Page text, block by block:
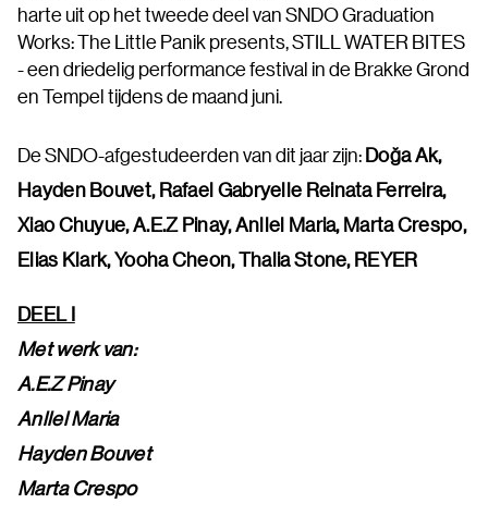
harte uit op het tweede deel van SNDO Graduation
Works: The Little Panik presents, STILL WATER BITES
- een driedelig performance festival in de Brakke Grond
en Tempel tijdens de maand juni.
De SNDO-afgestudeerden van dit jaar zijn:Doğa Ak,
Hayden Bouvet, Rafael Gabryelle Reinata Ferreira,
Xiao Chuyue, A.E.Z Pinay, Anllel Maria, Marta Crespo,
Elias Klark, Yooha Cheon, Thalia Stone, REYER
DEEL I
Met werk van:
A.E.Z Pinay
Anllel Maria
Hayden Bouvet
Marta Crespo